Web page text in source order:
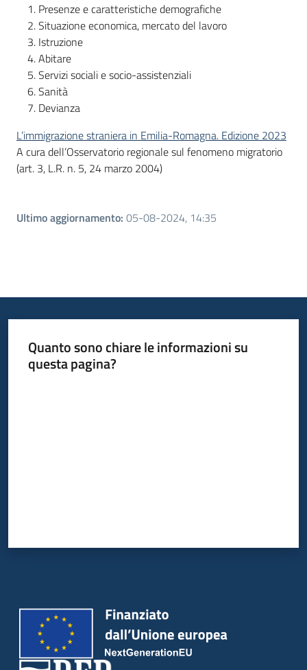
Presenze e caratteristiche demografiche
Situazione economica, mercato del lavoro
Istruzione
Abitare
Servizi sociali e socio-assistenziali
Sanità
Devianza
L’immigrazione straniera in Emilia-Romagna. Edizione 2023
A cura dell’Osservatorio regionale sul fenomeno migratorio
(art. 3, L.R. n. 5, 24 marzo 2004)
Ultimo aggiornamento: 05-08-2024, 14:35
Quanto sono chiare le informazioni su
questa pagina?